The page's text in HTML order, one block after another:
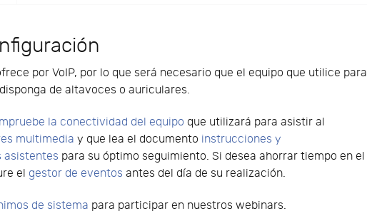
por VoIP, por lo que será necesario que el equipo que utilice para
de altavoces o auriculares.
la conectividad del equipo que utilizará para asistir al
multimedia y que lea el documento instrucciones y
asistentes para su óptimo seguimiento. Si desea ahorrar tiempo en el
el gestor de eventos antes del día de su realización.
de sistema para participar en nuestros webinars.